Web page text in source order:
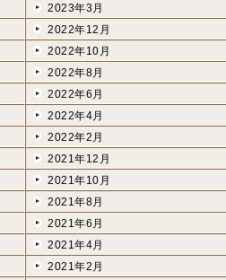
2023年3月
2022年12月
2022年10月
2022年8月
2022年6月
2022年4月
2022年2月
2021年12月
2021年10月
2021年8月
2021年6月
2021年4月
2021年2月